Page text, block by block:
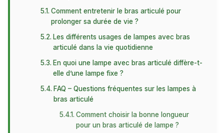
Comment entretenir le bras articulé pour
prolonger sa durée de vie ?
Les différents usages de lampes avec bras
articulé dans la vie quotidienne
En quoi une lampe avec bras articulé diffère-t-
elle d’une lampe fixe ?
FAQ – Questions fréquentes sur les lampes à
bras articulé
Comment choisir la bonne longueur
pour un bras articulé de lampe ?